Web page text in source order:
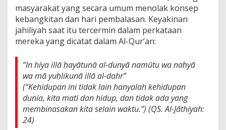
masyarakat yang secara umum menolak konsep
kebangkitan dan hari pembalasan. Keyakinan
jahiliyah saat itu tercermin dalam perkataan
mereka yang dicatat dalam Al-Qur’an:
“In hiya illā ḥayātunā al-dunyā namūtu wa naḥyā
wa mā yuḥlikunā illā al-dahr”
(“Kehidupan ini tidak lain hanyalah kehidupan
dunia, kita mati dan hidup, dan tidak ada yang
membinasakan kita selain waktu.”) (QS. Al-Jāthiyah:
24)